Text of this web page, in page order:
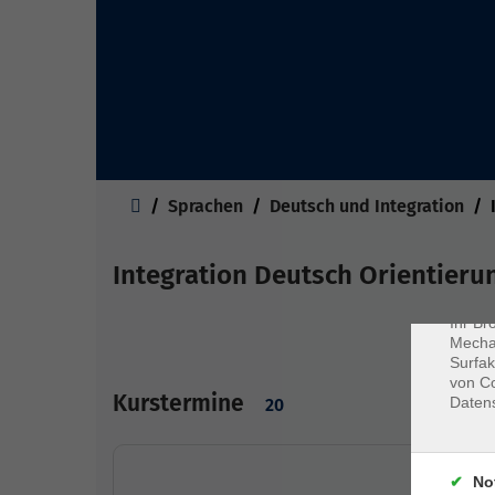
Sprachen Deutsch und Integration
Integration Deutsch
Kurstermine 20
Ihr
von